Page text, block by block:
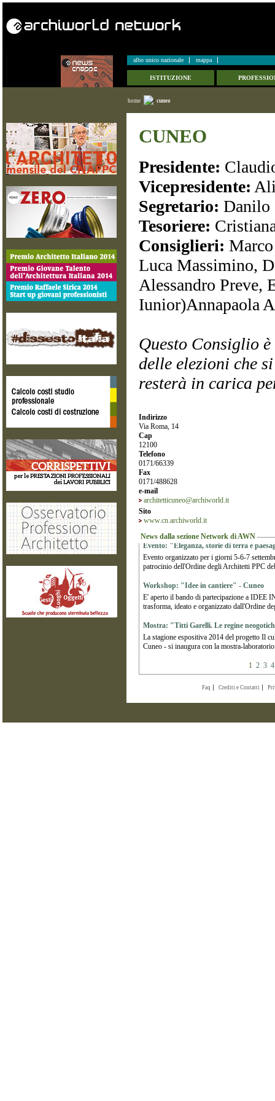
albo unico nazionale mappa
ISTITUZIONE
home cuneo
CUNEO
Presidente:
Vicepresidente:
Segretario: Danilo
Tesoriere:
Consiglieri:
Luca Massimino,
Alessandro Preve,
Iunior)Annapaola
Questo Consiglio
delle elezioni che
resterà in carica
Indirizzo
Via Roma, 14
Cap
12100
Telefono
0171/66339
Fax
0171/488628
e-mail
architetticuneo@archiworld.it
Sito
www.cn.archiworld.it
News dalla sezione Network di AWN
Evento: "Eleganza, storie di terra e
Evento organizzato per i giorni 5-6-7
patrocinio dell'Ordine degli Architetti PPC
Workshop: "Idee in cantiere" - Cuneo
E' aperto il bando di partecipazione a IDEE
trasforma, ideato e organizzato dall'Ordine
Mostra: "Titti Garelli. Le regine
La stagione espositiva 2014 del progetto Il
Cuneo - si inaugura con la mostra-
1 2 3 4
Faq Crediti e Contatti